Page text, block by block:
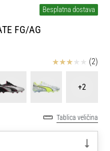
Besplatna dostava
FG/AG
Ocjena proizvoda
(2)
+2
Tablica veličina